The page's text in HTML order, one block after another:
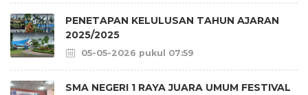
PENETAPAN KELULUSAN TAHUN AJARAN
2025/2025
05-05-2026 pukul 07:59
SMA NEGERI 1 RAYA JUARA UMUM FESTIVAL